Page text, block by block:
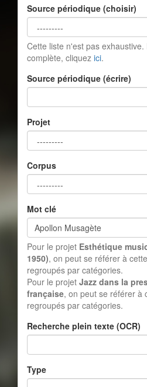
Source périodique (choisir)
Cette liste n'est pas
complète, cliquez ici.
Source périodique (écrire)
Projet
Corpus
Mot clé
Pour le projet Esthétique
1950), on peut se référer à cette
regroupés par catégories.
Pour le projet Jazz dans la
française, on peut se référer à
regroupés par catégories.
Recherche plein texte (OCR)
Type